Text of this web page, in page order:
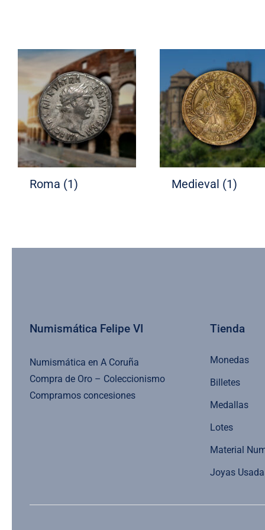
Roma (1) Medieval (1)
Numismática Felipe VI
Numismática en A Coruña
Compra de Oro – Coleccionismo
Compramos concesiones
Tienda
Monedas
Billetes
Medallas
Lotes
Material
Joyas